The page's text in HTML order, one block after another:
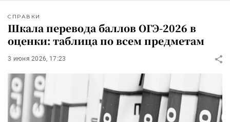
СПРАВКИ
Шкала перевода баллов ОГЭ-2026 в
оценки: таблица по всем предметам
3 июня 2026, 17:23